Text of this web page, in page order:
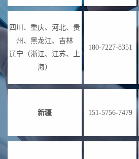
四川、重庆、河北、贵
州、黑龙江、吉林
辽宁（浙江、江苏、上
海）
180-7227-8351
新疆 151-5756-7479